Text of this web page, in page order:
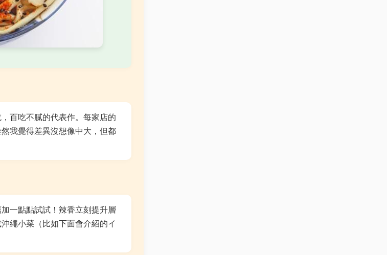
百吃不膩的代表作。每家店的
我覺得差異沒想像中大，但都
一點點試試！辣香立刻提升層
繩小菜（比如下面會介紹的イ